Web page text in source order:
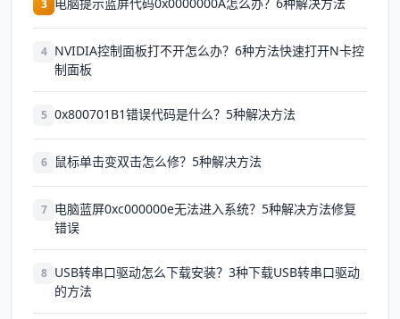
3
4 NVIDIA控制面板打不开怎么办？6种方法快速打开N卡控
制面板
5 0x800701B1错误代码是什么？5种解决方法
6 鼠标单击变双击怎么修？5种解决方法
7 电脑蓝屏0xc000000e无法进入系统？5种解决方法修复
错误
8 USB转串口驱动怎么下载安装？3种下载USB转串口驱动
的方法